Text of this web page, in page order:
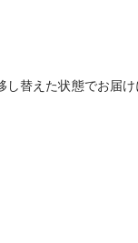
替えた状態でお届